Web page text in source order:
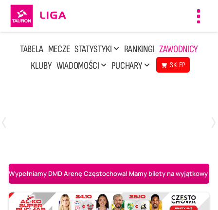
TABELA MECZE STATYSTYKI RANKINGI ZAWODNICY
KLUBY WIADOMOŚCI PUCHARY SKLEP
Wypełniamy DMD Arenę Częstochowa! Mamy bilety na wyjątkowy